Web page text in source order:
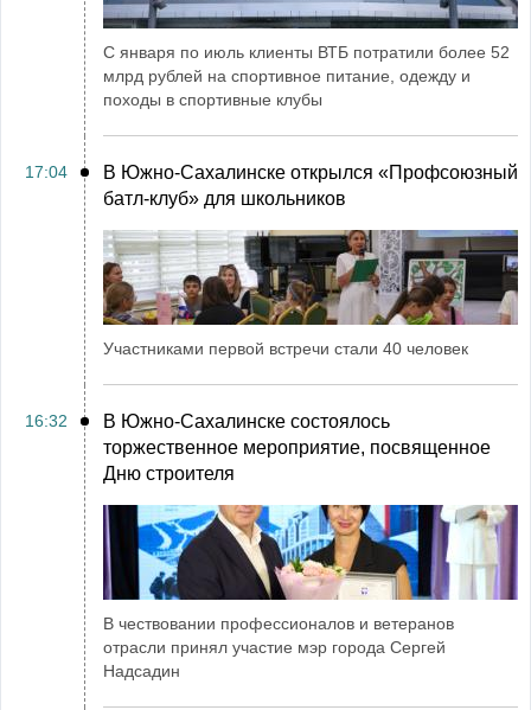
С января по июль клиенты ВТБ потратили более 52
млрд рублей на спортивное питание, одежду и
походы в спортивные клубы
17:04
В Южно-Сахалинске открылся «Профсоюзный
батл-клуб» для школьников
Участниками первой встречи стали 40 человек
16:32
В Южно-Сахалинске состоялось
торжественное мероприятие, посвященное
Дню строителя
В чествовании профессионалов и ветеранов
отрасли принял участие мэр города Сергей
Надсадин